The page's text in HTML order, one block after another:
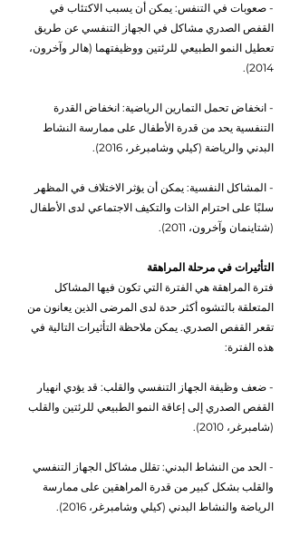
- صعوبات في التنفس: يمكن أن يسبب الاكتئاب في
القفص الصدري مشاكل في الجهاز التنفسي عن طريق
تعطيل النمو الطبيعي للرئتين ووظيفتهما (هالر وآخرون،
2014).
- انخفاض تحمل التمارين الرياضية: انخفاض القدرة
التنفسية يحد من قدرة الأطفال على ممارسة النشاط
البدني والرياضة (كيلي وشامبرغر، 2016).
- المشاكل النفسية: يمكن أن يؤثر الاختلاف في المظهر
سلبًا على احترام الذات والتكيف الاجتماعي لدى الأطفال
(شتاينمان وآخرون، 2011).
التأثيرات في مرحلة المراهقة
فترة المراهقة هي الفترة التي تكون فيها المشاكل
المتعلقة بالتشوه أكثر حدة لدى المرضى الذين يعانون من
تقعر القفص الصدري. يمكن ملاحظة التأثيرات التالية في
هذه الفترة:
- ضعف وظيفة الجهاز التنفسي والقلب: قد يؤدي انهيار
القفص الصدري إلى إعاقة النمو الطبيعي للرئتين والقلب
(شامبرغر، 2010).
- الحد من النشاط البدني: تقلل مشاكل الجهاز التنفسي
والقلب بشكل كبير من قدرة المراهقين على ممارسة
الرياضة والنشاط البدني (كيلي وشامبرغر، 2016).